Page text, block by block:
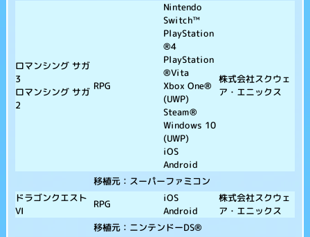
ロマンシング サガ
3
ロマンシング サガ
2
RPG
Nintendo
Switch™
PlayStation
®4
PlayStation
®Vita
Xbox One®
(UWP)
Steam®
Windows 10
(UWP)
iOS
Android
株式会社スクウェ
ア・エニックス
移植元：スーパーファミコン
ドラゴンクエスト
VI
RPG iOS
Android
株式会社スクウェ
ア・エニックス
移植元：ニンテンドーDS®